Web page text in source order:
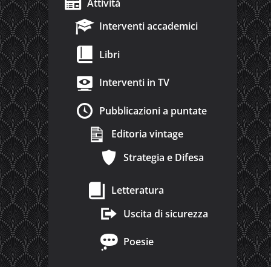
Attività
Interventi accademici
Libri
Interventi in TV
Pubblicazioni a puntate
Editoria vintage
Strategia e Difesa
Letteratura
Uscita di sicurezza
Poesie